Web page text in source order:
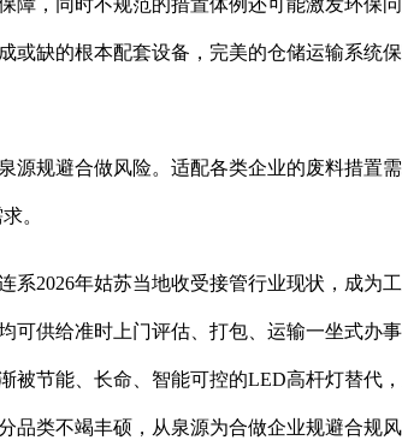
，同时不规范的措置体例还可能激发环保
缺的根本配套设备，完美的仓储运输系统
规避合做风险。适配各类企业的废料措置
。
2026年姑苏当地收受接管行业现状，成为
供给准时上门评估、打包、运输一坐式办
节能、长命、智能可控的LED高杆灯替代
类不竭丰硕，从泉源为合做企业规避合规风